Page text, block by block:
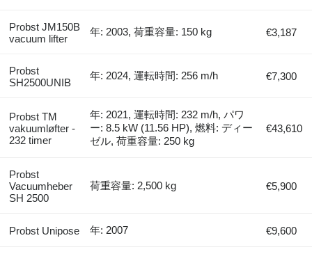
Probst JM150B
vacuum lifter
年: 2003, 荷重容量: 150 kg €3,187
Probst
SH2500UNIB
年: 2024, 運転時間: 256 m/h €7,300
Probst TM
vakuumløfter -
232 timer
年: 2021, 運転時間: 232 m/h, パワ
ー: 8.5 kW (11.56 HP), 燃料: ディー
ゼル, 荷重容量: 250 kg
€43,610
Probst
Vacuumheber
SH 2500
荷重容量: 2,500 kg €5,900
Probst Unipose 年: 2007 €9,600